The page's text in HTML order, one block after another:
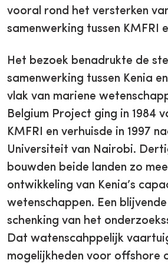
vooral rond het versterken
samenwerking tussen KMFRI
Het bezoek benadrukte de
samenwerking tussen Kenia
vlak van mariene
Belgium Project ging in 1984
KMFRI en verhuisde in 1997
Universiteit van Nairobi.
bouwden beide landen zo
ontwikkeling van Kenia’s
wetenschappen. Een
schenking van het
Dat watenscahppelijk
mogelijkheden voor offshore